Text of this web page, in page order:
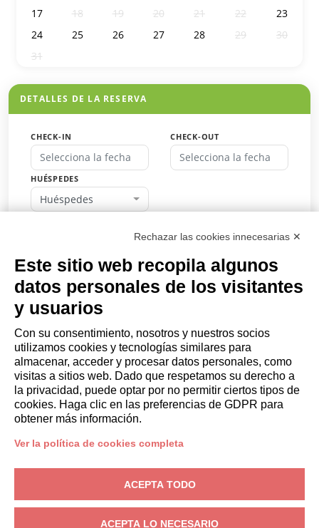
17
18 19 20 21 22
23
24
25 26 27 28 29
30
31
DETALLES DE LA RESERVA
CHECK-IN CHECK-OUT
HUÉSPEDES
Huéspedes
RESERVA
Solicita un presupuesto
PROPIETARIOS
Área de propietario
Progetti e Strutture Real Estate S.r.l.– Via Pietro Mascagni, 24, 20122
Milan (MI) – N.° de IVA: IT05463540962
Privacidad-Condiciones-Cookies
Rechazar las cookies innecesarias ✕
Este sitio web recopila algunos
datos personales de los visitantes
y usuarios
Con su consentimiento, nosotros y nuestros socios
utilizamos cookies y tecnologías similares para
almacenar, acceder y procesar datos personales, como
visitas a sitios web. Dado que respetamos su derecho a
la privacidad, puede optar por no permitir ciertos tipos de
cookies. Haga clic en las preferencias de GDPR para
obtener más información.
Ver la política de cookies completa
ACEPTA TODO
ACEPTA LO NECESARIO